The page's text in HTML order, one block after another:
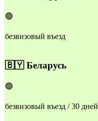
🟢
безвизовый въезд
🇧🇾Беларусь
🟢
безвизовый въезд / 30 дней